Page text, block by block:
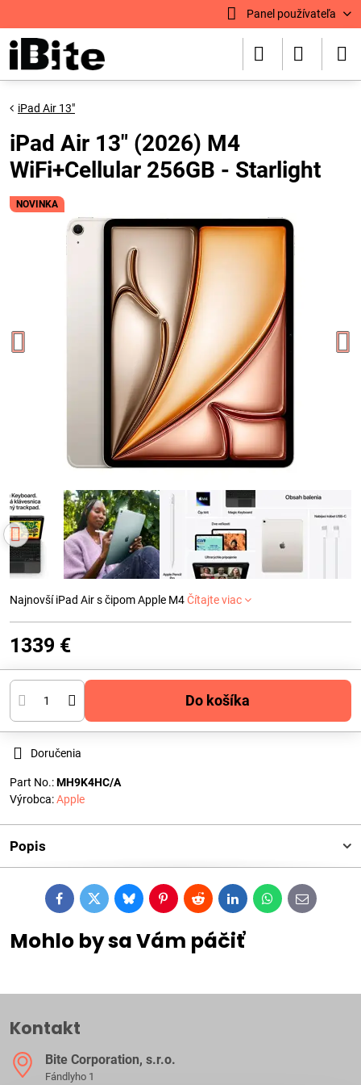
Panel používateľa
NOVINKA
iPad Air 13"
iPad Air 13" (2026) M4
WiFi+Cellular 256GB - Starlight
Najnovší iPad Air s čipom Apple M4Čítajte viac
1339 €
Do košíka
Doručenia
Part No.:MH9K4HC/A
Výrobca:Apple
Popis
FacebookTwitterBlueskyPinterestRedditLinkedInWhatsApp
E-
mail
Mohlo by sa Vám páčiť
Kontakt
Bite Corporation, s​.r​.o​.
Fándlyho 1